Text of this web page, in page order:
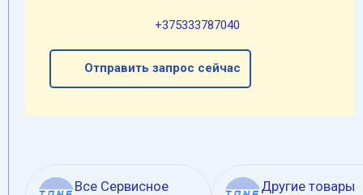
+375333787040
Отправить запрос сейчас
Все Сервисное
Другие товары